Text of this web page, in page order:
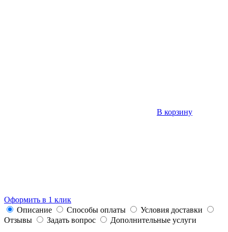
В корзину
Оформить в 1 клик
Описание
Способы оплаты
Условия доставки
Отзывы
Задать вопрос
Дополнительные услуги